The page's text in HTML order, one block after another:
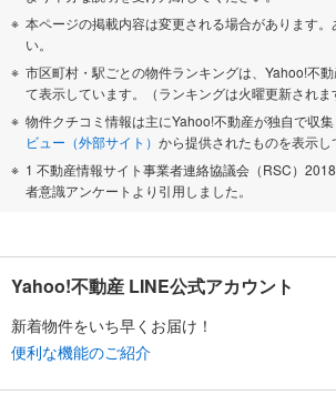
本ページの掲載内容は変更される場合があります
い。
市区町村・駅ごとの物件ランキングは、Yahoo!不
て表示しています。（ランキングは火曜更新されま
物件クチコミ情報は主にYahoo!不動産が独自で収
ビュー（外部サイト） から提供されたものを表示し
1 不動産情報サイト事業者連絡協議会（RSC）
者意識アンケートより引用しました。
Yahoo!不動産 LINE公式アカウント
新着物件をいち早くお届け！
便利な機能のご紹介